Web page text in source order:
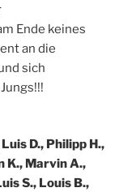
Ende keines
an die
sich
D., Philipp H.,
K., Marvin A.,
S., Louis B.,